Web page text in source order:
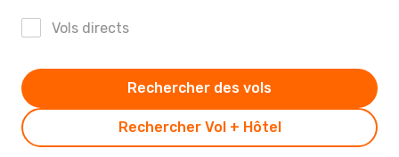
Vols directs
Rechercher Vol + Hôtel
Rechercher des vols